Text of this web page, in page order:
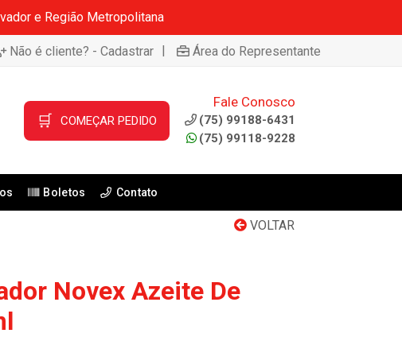
e Região Metropolitana
Não é cliente? - Cadastrar | Área do Representante
🛒 COMEÇAR PEDIDO
Fale Conosco
(75) 99188-6431
(75) 99118-9228
Boletos Contato
VOLTAR
Novex Azeite De